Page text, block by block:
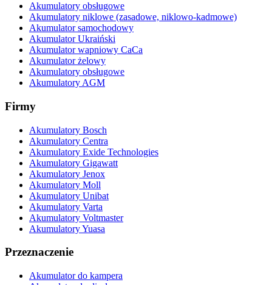
Akumulatory obsługowe
Akumulatory niklowe (zasadowe, niklowo-kadmowe)
Akumulator samochodowy
Akumulator Ukraiński
Akumulator wapniowy CaCa
Akumulator żelowy
Akumulatory obsługowe
Akumulatory AGM
Firmy
Akumulatory Bosch
Akumulatory Centra
Akumulatory Exide Technologies
Akumulatory Gigawatt
Akumulatory Jenox
Akumulatory Moll
Akumulatory Unibat
Akumulatory Varta
Akumulatory Voltmaster
Akumulatory Yuasa
Przeznaczenie
Akumulator do kampera